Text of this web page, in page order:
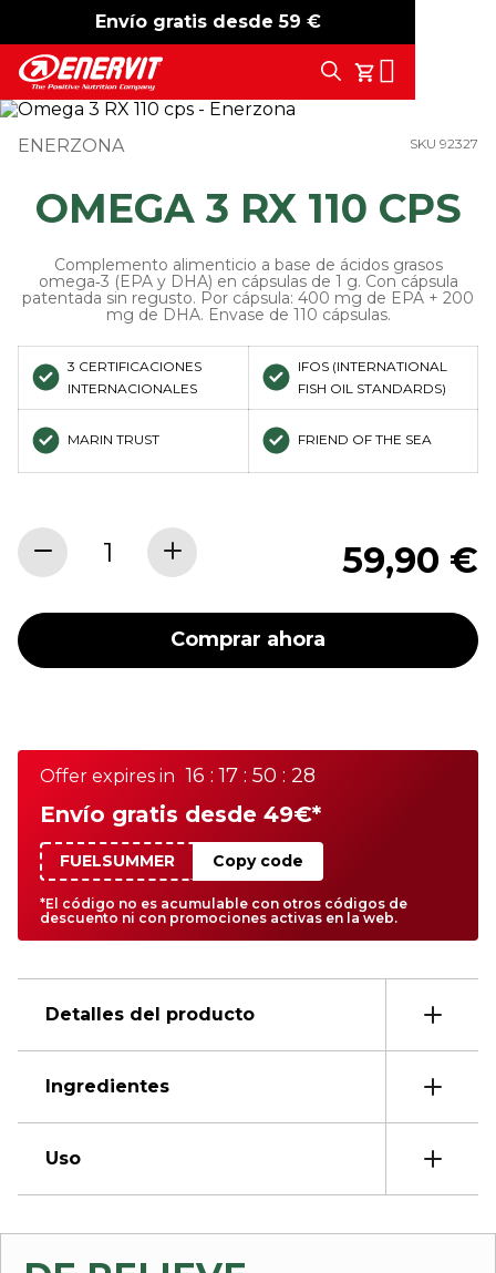
Envío gratis desde 59 €
-15% free shipping
Tu Carrito
Search
ENERZONA SKU 92327
OMEGA 3 RX 110 CPS
Complemento alimenticio a base de ácidos grasos
omega‑3 (EPA y DHA) en cápsulas de 1 g. Con cápsula
patentada sin regusto. Por cápsula: 400 mg de EPA + 200
mg de DHA. Envase de 110 cápsulas.
3 CERTIFICACIONES
INTERNACIONALES
IFOS (INTERNATIONAL
FISH OIL STANDARDS)
MARIN TRUST FRIEND OF THE SEA
59,90 €
Comprar ahora
Offer expires in 16 : 17 : 50 : 28
Envío gratis desde 49€*
FUELSUMMER Copy code
*El código no es acumulable con otros códigos de
descuento ni con promociones activas en la web.
Detalles del producto
Ingredientes
Uso